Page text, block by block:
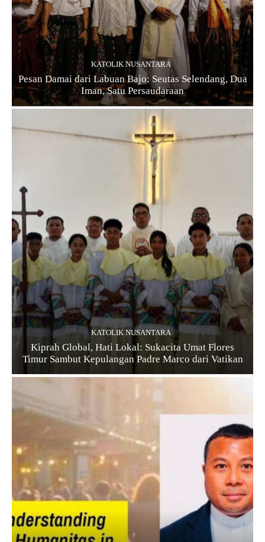
KATOLIK NUSANTARA
Pesan Damai dari Labuan Bajo: Seutas Selendang, Dua
Iman, Satu Persaudaraan
KATOLIK NUSANTARA
Kiprah Global, Hati Lokal: Sukacita Umat Flores
Timur Sambut Kepulangan Padre Marco dari Vatikan